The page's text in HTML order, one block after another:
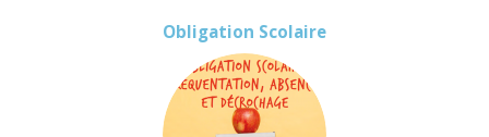
Obligation Scolaire